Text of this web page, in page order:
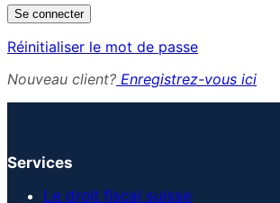
Réinitialiser le mot de passe
Nouveau client? Enregistrez-vous ici
Services
Le droit fiscal suisse